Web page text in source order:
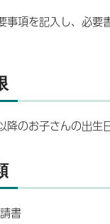
事項を記入し、必要
降のお子さんの出生
書